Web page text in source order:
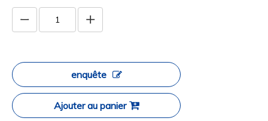
enquête
Ajouter au panier